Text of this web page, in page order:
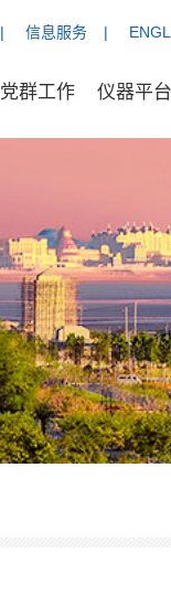
| 信息服务 |
党群工作 仪器平台